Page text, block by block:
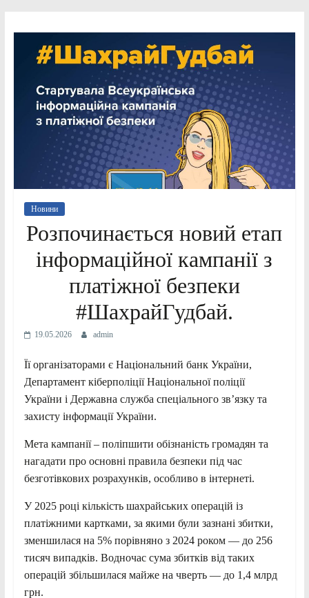
Новини
Розпочинається новий етап
інформаційної кампанії з
платіжної безпеки
#ШахрайГудбай.
19.05.2026 admin
Її організаторами є Національний банк України,
Департамент кіберполіції Національної поліції
України і Державна служба спеціального зв’язку та
захисту інформації України.
Мета кампанії – поліпшити обізнаність громадян та
нагадати про основні правила безпеки під час
безготівкових розрахунків, особливо в інтернеті.
У 2025 році кількість шахрайських операцій із
платіжними картками, за якими були зазнані збитки,
зменшилася на 5% порівняно з 2024 роком — до 256
тисяч випадків. Водночас сума збитків від таких
операцій збільшилася майже на чверть — до 1,4 млрд
грн.